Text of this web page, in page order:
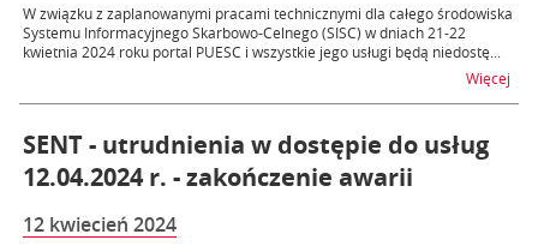
W związku z zaplanowanymi pracami technicznymi dla całego środowiska
Systemu Informacyjnego Skarbowo-Celnego (SISC) w dniach 21-22
kwietnia 2024 roku portal PUESC i wszystkie jego usługi będą niedostę...
Więcej
SENT - utrudnienia w dostępie do usług
12.04.2024 r. - zakończenie awarii
12 kwiecień 2024